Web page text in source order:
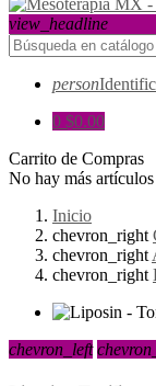
view_headline
person
0 $0.00
Carrito de Compras
No hay más
Inicio
chevron_right
chevron_right
chevron_right
chevron_left